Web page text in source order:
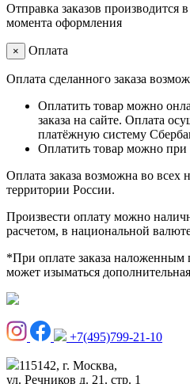
Отправка заказов производится
момента оформления
× Оплата
Оплата сделанного заказа
Оплатить товар можно
заказа на сайте. Оплата
платёжную систему
Оплатить товар можно при
Оплата заказа возможна во всех
территории России.
Произвести оплату можно
расчетом, в национальной
*При оплате заказа наложенным
может изыматься
+7(495)799-21-10
115142, г. Москва,
ул. Речников д. 21. стр. 1